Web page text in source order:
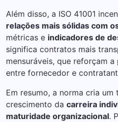
Além disso, a ISO 41001
relações mais sólidas com
métricas e indicadores de
significa contratos mais
mensuráveis, que reforçam
entre fornecedor e
Em resumo, a norma cria
crescimento da carreira
maturidade organizacional.